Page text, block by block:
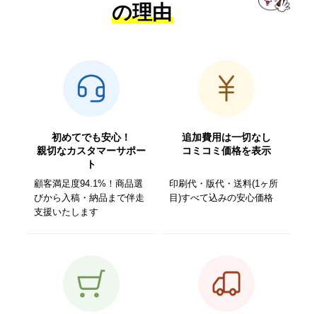
の理由
初めてでも安心！
親切なカスタマーサポー
ト
顧客満足度94.1%！商品選
びから入稿・納品まで伴走
支援いたします
追加費用は一切なし
コミコミ価格を表示
印刷代・版代・送料(1ヶ所
目)すべて込みの安心価格